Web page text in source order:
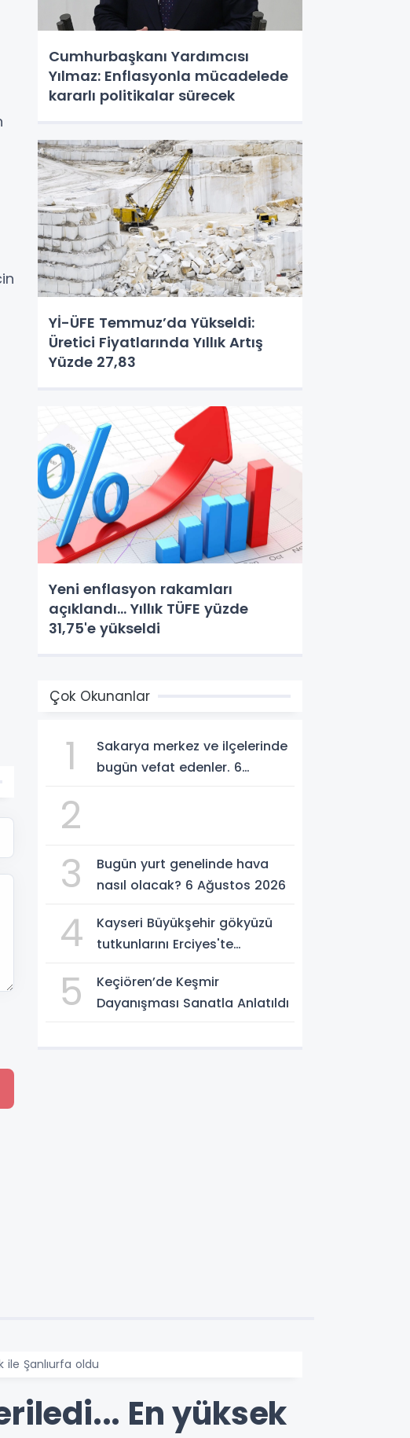
Cumhurbaşkanı Yardımcısı
Yılmaz: Enflasyonla mücadelede
kararlı politikalar sürecek
Yİ-ÜFE Temmuz’da Yükseldi:
Üretici Fiyatlarında Yıllık Artış
Yüzde 27,83
Yeni enflasyon rakamları
açıklandı... Yıllık TÜFE yüzde
31,75'e yükseldi
Çok Okunanlar
1
Sakarya merkez ve ilçelerinde
bugün vefat edenler. 6
2
3
Bugün yurt genelinde hava
nasıl olacak? 6 Ağustos 2026
4
Kayseri Büyükşehir gökyüzü
tutkunlarını Erciyes'te
5
Keçiören’de Keşmir
Dayanışması Sanatla Anlatıldı
ile Şanlıurfa oldu
En yüksek